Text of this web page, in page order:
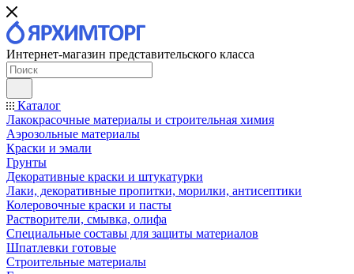
Интернет-магазин представительского класса
Каталог
Лакокрасочные материалы и строительная химия
Аэрозольные материалы
Краски и эмали
Грунты
Декоративные краски и штукатурки
Лаки, декоративные пропитки, морилки, антисептики
Колеровочные краски и пасты
Растворители, смывка, олифа
Специальные составы для защиты материалов
Шпатлевки готовые
Строительные материалы